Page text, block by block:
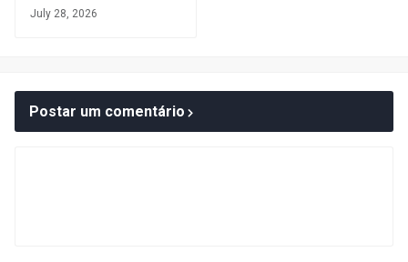
July 28, 2026
Postar um comentário